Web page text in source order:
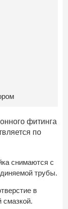
фитинга
по
снимаются с
трубы.
в
смазкой.